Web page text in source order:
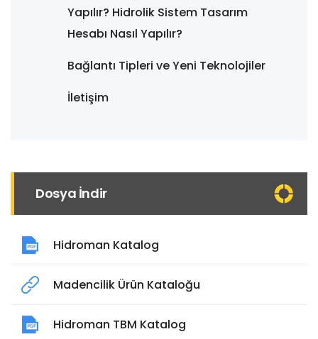
Yapılır? Hidrolik Sistem Tasarım
Hesabı Nasıl Yapılır?
Bağlantı Tipleri ve Yeni Teknolojiler
İletişim
Dosya İndir
Hidroman Katalog
Madencilik Ürün Kataloğu
Hidroman TBM Katalog